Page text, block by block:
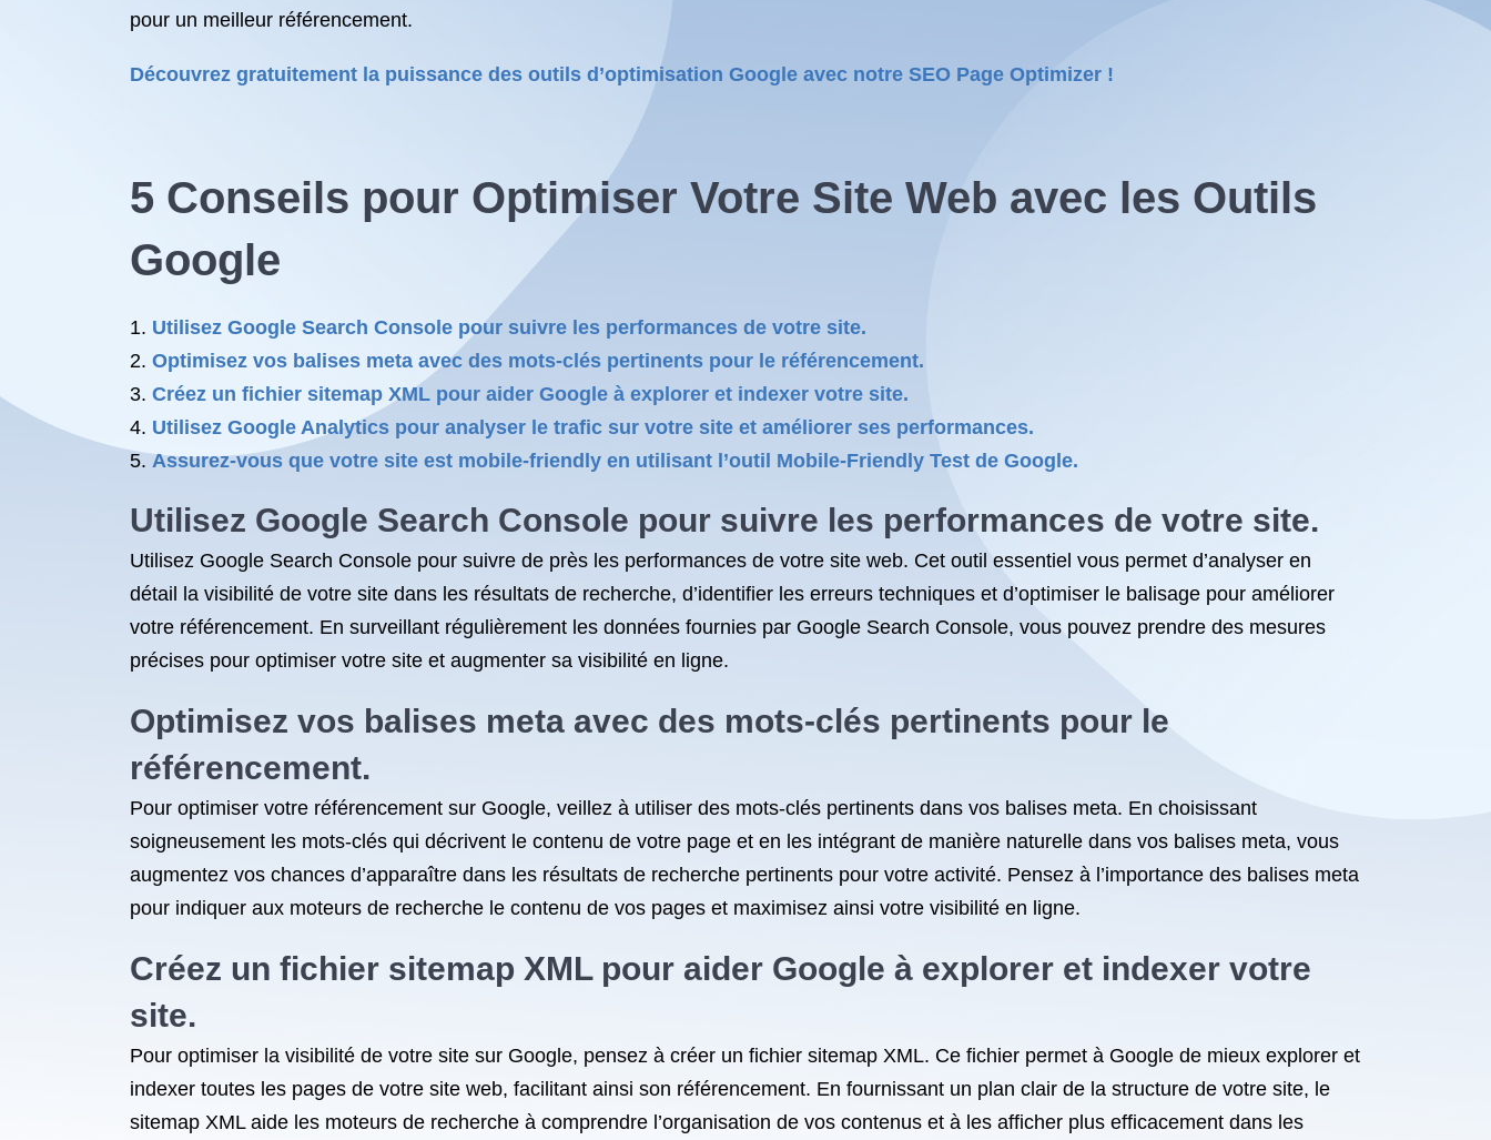
pour un meilleur référencement.
Découvrez gratuitement la puissance des outils d’optimisation Google avec notre SEO Page Optimizer !
5 Conseils pour Optimiser Votre Site Web avec les Outils
Google
Utilisez Google Search Console pour suivre les performances de votre site.
Optimisez vos balises meta avec des mots-clés pertinents pour le référencement.
Créez un fichier sitemap XML pour aider Google à explorer et indexer votre site.
Utilisez Google Analytics pour analyser le trafic sur votre site et améliorer ses performances.
Assurez-vous que votre site est mobile-friendly en utilisant l’outil Mobile-Friendly Test de Google.
Utilisez Google Search Console pour suivre les performances de votre site.
Utilisez Google Search Console pour suivre de près les performances de votre site web. Cet outil essentiel vous permet d’analyser en
détail la visibilité de votre site dans les résultats de recherche, d’identifier les erreurs techniques et d’optimiser le balisage pour améliorer
votre référencement. En surveillant régulièrement les données fournies par Google Search Console, vous pouvez prendre des mesures
précises pour optimiser votre site et augmenter sa visibilité en ligne.
Optimisez vos balises meta avec des mots-clés pertinents pour le
référencement.
Pour optimiser votre référencement sur Google, veillez à utiliser des mots-clés pertinents dans vos balises meta. En choisissant
soigneusement les mots-clés qui décrivent le contenu de votre page et en les intégrant de manière naturelle dans vos balises meta, vous
augmentez vos chances d’apparaître dans les résultats de recherche pertinents pour votre activité. Pensez à l’importance des balises meta
pour indiquer aux moteurs de recherche le contenu de vos pages et maximisez ainsi votre visibilité en ligne.
Créez un fichier sitemap XML pour aider Google à explorer et indexer votre
site.
Pour optimiser la visibilité de votre site sur Google, pensez à créer un fichier sitemap XML. Ce fichier permet à Google de mieux explorer et
indexer toutes les pages de votre site web, facilitant ainsi son référencement. En fournissant un plan clair de la structure de votre site, le
sitemap XML aide les moteurs de recherche à comprendre l’organisation de vos contenus et à les afficher plus efficacement dans les